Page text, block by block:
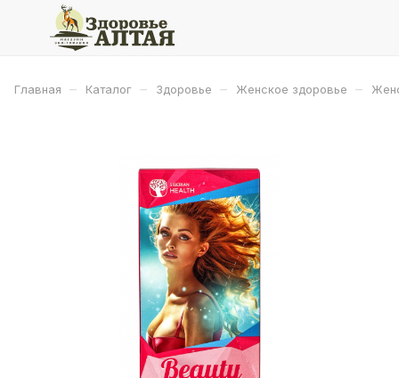
Главная – Каталог – Здоровье – Женское здоровье –